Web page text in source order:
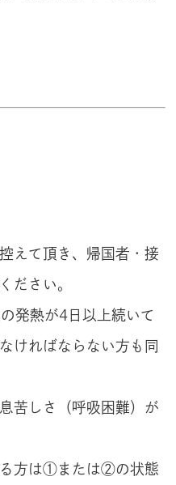
えて頂き、帰国者・接
ださい。
発熱が4日以上続いて
ければならない方も同
苦しさ（呼吸困難）が
方は①または②の状態